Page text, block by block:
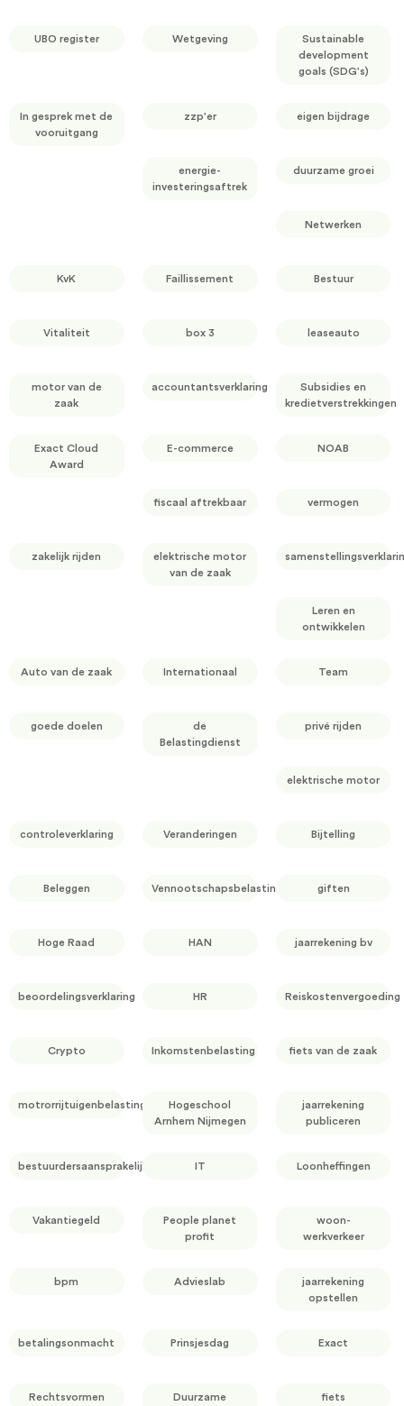
UBO register Wetgeving
Sustainable
development
goals (SDG's)
In gesprek met de
vooruitgang
zzp'er eigen bijdrage
energie-
investeringsaftrek
duurzame groei
Netwerken
KvK Faillissement Bestuur
Vitaliteit box 3 leaseauto
motor van de
zaak
accountantsverklaring
Subsidies en
kredietverstrekkingen
Exact Cloud
Award
E-commerce NOAB
fiscaal aftrekbaar vermogen
zakelijk rijden
elektrische motor
van de zaak
Leren en
ontwikkelen
Auto van de zaak Internationaal Team
goede doelen
de
Belastingdienst
privé rijden
elektrische motor
controleverklaring Veranderingen Bijtelling
Beleggen Vennootschapsbelasting giften
Hoge Raad HAN jaarrekening bv
beoordelingsverklaring HR Reiskostenvergoeding
Crypto Inkomstenbelasting fiets van de zaak
motrorrijtuigenbelasting
Hogeschool
Arnhem Nijmegen
jaarrekening
publiceren
bestuurdersaansprakelijkheid IT Loonheffingen
Vakantiegeld
People planet
profit
woon-
werkverkeer
bpm Advieslab
jaarrekening
opstellen
betalingsonmacht Prinsjesdag Exact
Rechtsvormen
Duurzame
fiets